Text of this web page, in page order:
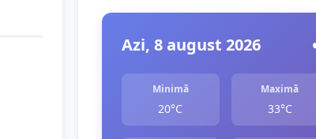
Azi, 8 august 2026
Minimă
20°C
Maximă
33°C